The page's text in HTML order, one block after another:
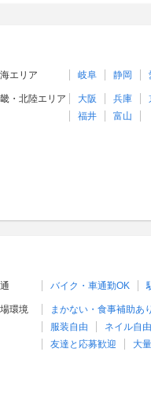
エリア 岐阜 静岡
・北陸エリア 大阪 兵庫
福井
富山
バイク・車通勤OK
環境
まかない・食事補助あ
服装自由
ネイル自
友達と応募歓迎
大